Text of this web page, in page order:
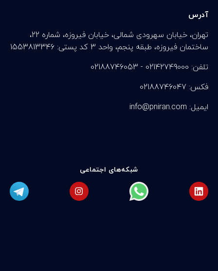
آدرس
تهران، خیابان سهرودی شمالی، خیابان فیروزه، شماره 22،
ساختمان فیروزه، طبقه پنجم، واحد 3 کد پستی: 1553813346
تلفن: 02142749000 - 02188746053
فکس: 02188746047
info@pniran.com :ایمیل
شبکه‌های اجتماعی